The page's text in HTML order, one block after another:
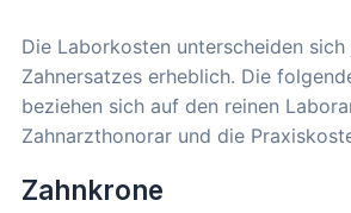
Die Laborkosten unterscheiden
Zahnersatzes erheblich. Die
beziehen sich auf den reinen
Zahnarzthonorar und die
Zahnkrone